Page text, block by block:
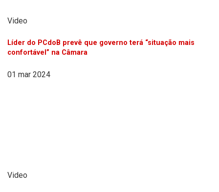
Video
Líder do PCdoB prevê que governo terá “situação mais
confortável” na Câmara
01 mar 2024
Video